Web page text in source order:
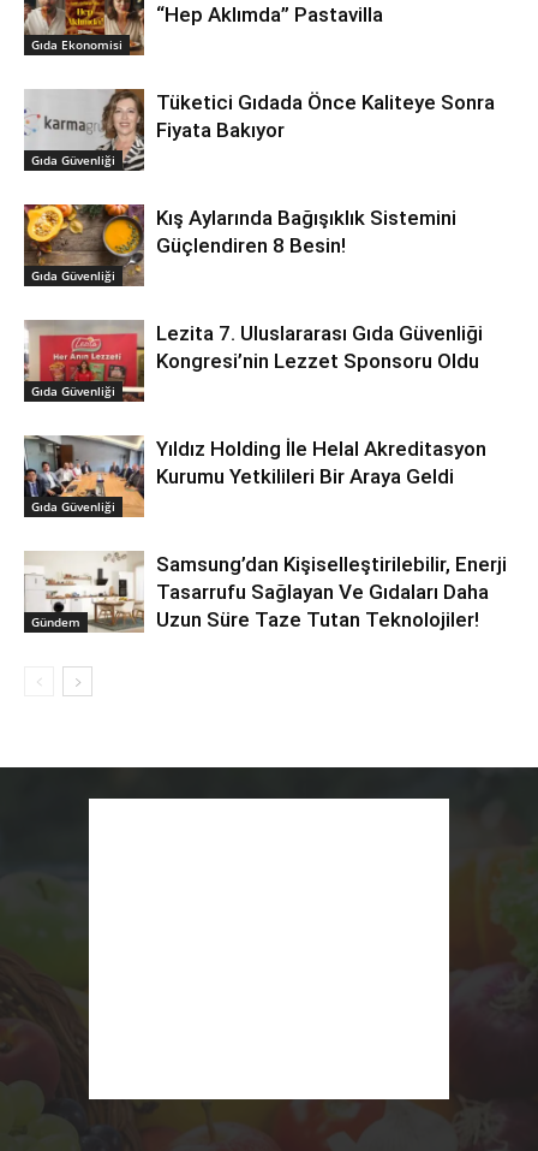
Gıda Ekonomisi
“Hep Aklımda” Pastavilla
Gıda Güvenliği
Tüketici Gıdada Önce Kaliteye Sonra
Fiyata Bakıyor
Gıda Güvenliği
Kış Aylarında Bağışıklık Sistemini
Güçlendiren 8 Besin!
Gıda Güvenliği
Lezita 7. Uluslararası Gıda Güvenliği
Kongresi’nin Lezzet Sponsoru Oldu
Gıda Güvenliği
Yıldız Holding İle Helal Akreditasyon
Kurumu Yetkilileri Bir Araya Geldi
Gündem
Samsung’dan Kişiselleştirilebilir, Enerji
Tasarrufu Sağlayan Ve Gıdaları Daha
Uzun Süre Taze Tutan Teknolojiler!